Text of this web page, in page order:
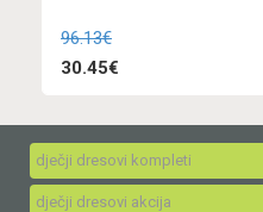
96.13€
30.45€
dječji dresovi kompleti
dječji dresovi akcija